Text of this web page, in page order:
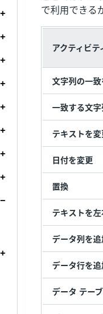
で利用できる
アクティビテ
文字列の一
一致する文
テキストを
日付を変更
置換
テキストを
データ列を追
データ行を追
データ テー